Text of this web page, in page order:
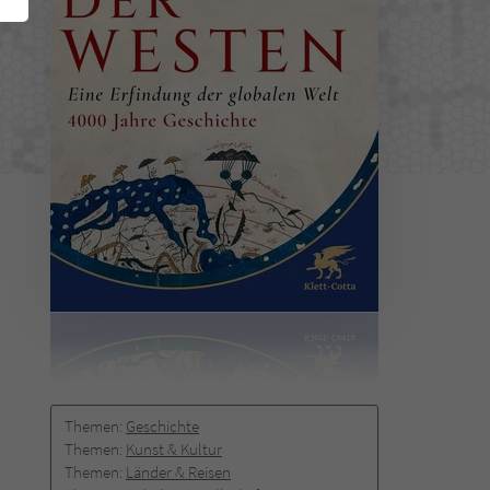
Themen: Geschichte
Themen: Kunst & Kultur
Themen: Länder & Reisen